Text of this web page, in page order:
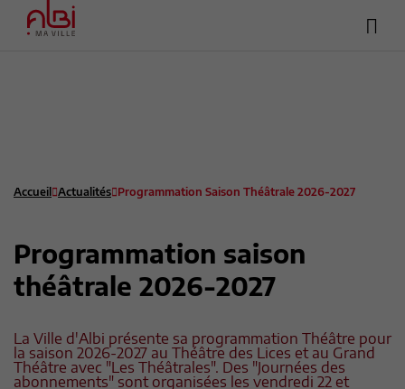
Accueil Actualités Programmation Saison Théâtrale 2026-2027
Programmation saison
théâtrale 2026-2027
La Ville d'Albi présente sa programmation Théâtre pour
la saison 2026-2027 au Théâtre des Lices et au Grand
Théâtre avec "Les Théâtrales". Des "Journées des
abonnements" sont organisées les vendredi 22 et